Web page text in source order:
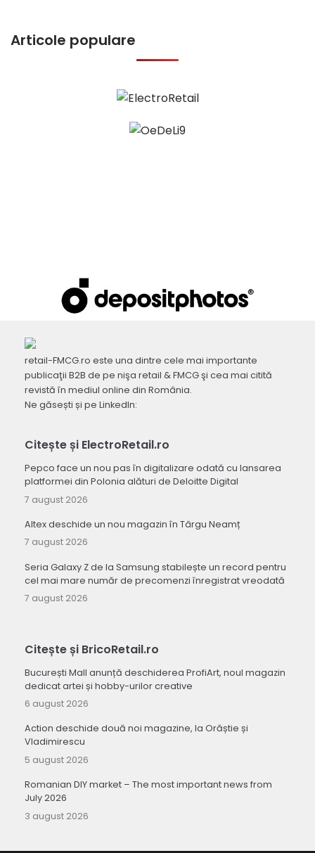
Articole populare
retail-FMCG.ro este una dintre cele mai importante
publicaţii B2B de pe nişa retail & FMCG şi cea mai citită
revistă în mediul online din România.
Ne găsești și pe LinkedIn:
Citește și ElectroRetail.ro
Pepco face un nou pas în digitalizare odată cu lansarea
platformei din Polonia alături de Deloitte Digital
7 august 2026
Altex deschide un nou magazin în Târgu Neamț
7 august 2026
Seria Galaxy Z de la Samsung stabilește un record pentru
cel mai mare număr de precomenzi înregistrat vreodată
7 august 2026
Citește și BricoRetail.ro
București Mall anunță deschiderea ProfiArt, noul magazin
dedicat artei și hobby-urilor creative
6 august 2026
Action deschide două noi magazine, la Orăștie și
Vladimirescu
5 august 2026
Romanian DIY market – The most important news from
July 2026
3 august 2026